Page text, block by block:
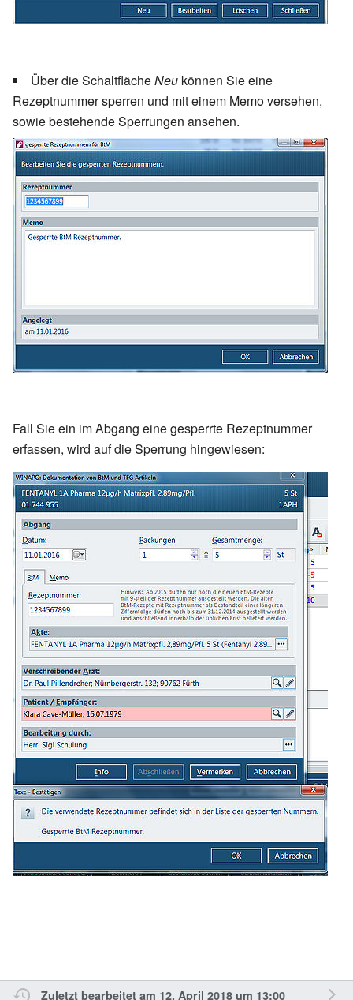
Über die SchaltflächeNeu können Sie eine
Rezeptnummer sperren und mit einem Memo versehen,
sowie bestehende Sperrungen ansehen.
Fall Sie ein im Abgang eine gesperrte Rezeptnummer
erfassen, wird auf die Sperrung hingewiesen:
Zuletzt bearbeitet am 12. April 2018 um 13:00